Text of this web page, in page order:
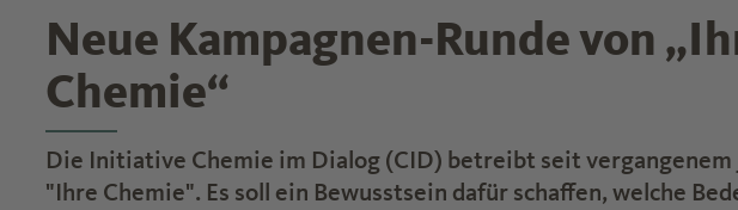
Neue Kampagnen-Runde von
Chemie“
Die Initiative Chemie im Dialog (CID) betreibt seit vergangenem
"Ihre Chemie". Es soll ein Bewusstsein dafür schaffen, welche